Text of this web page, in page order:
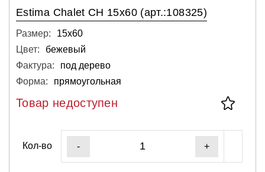
Estima Chalet CH 15x60 (арт.:108325)
Размер:
15х60
Цвет:
бежевый
Фактура:
под дерево
Форма:
прямоугольная
Товар недоступен
Кол-во - +